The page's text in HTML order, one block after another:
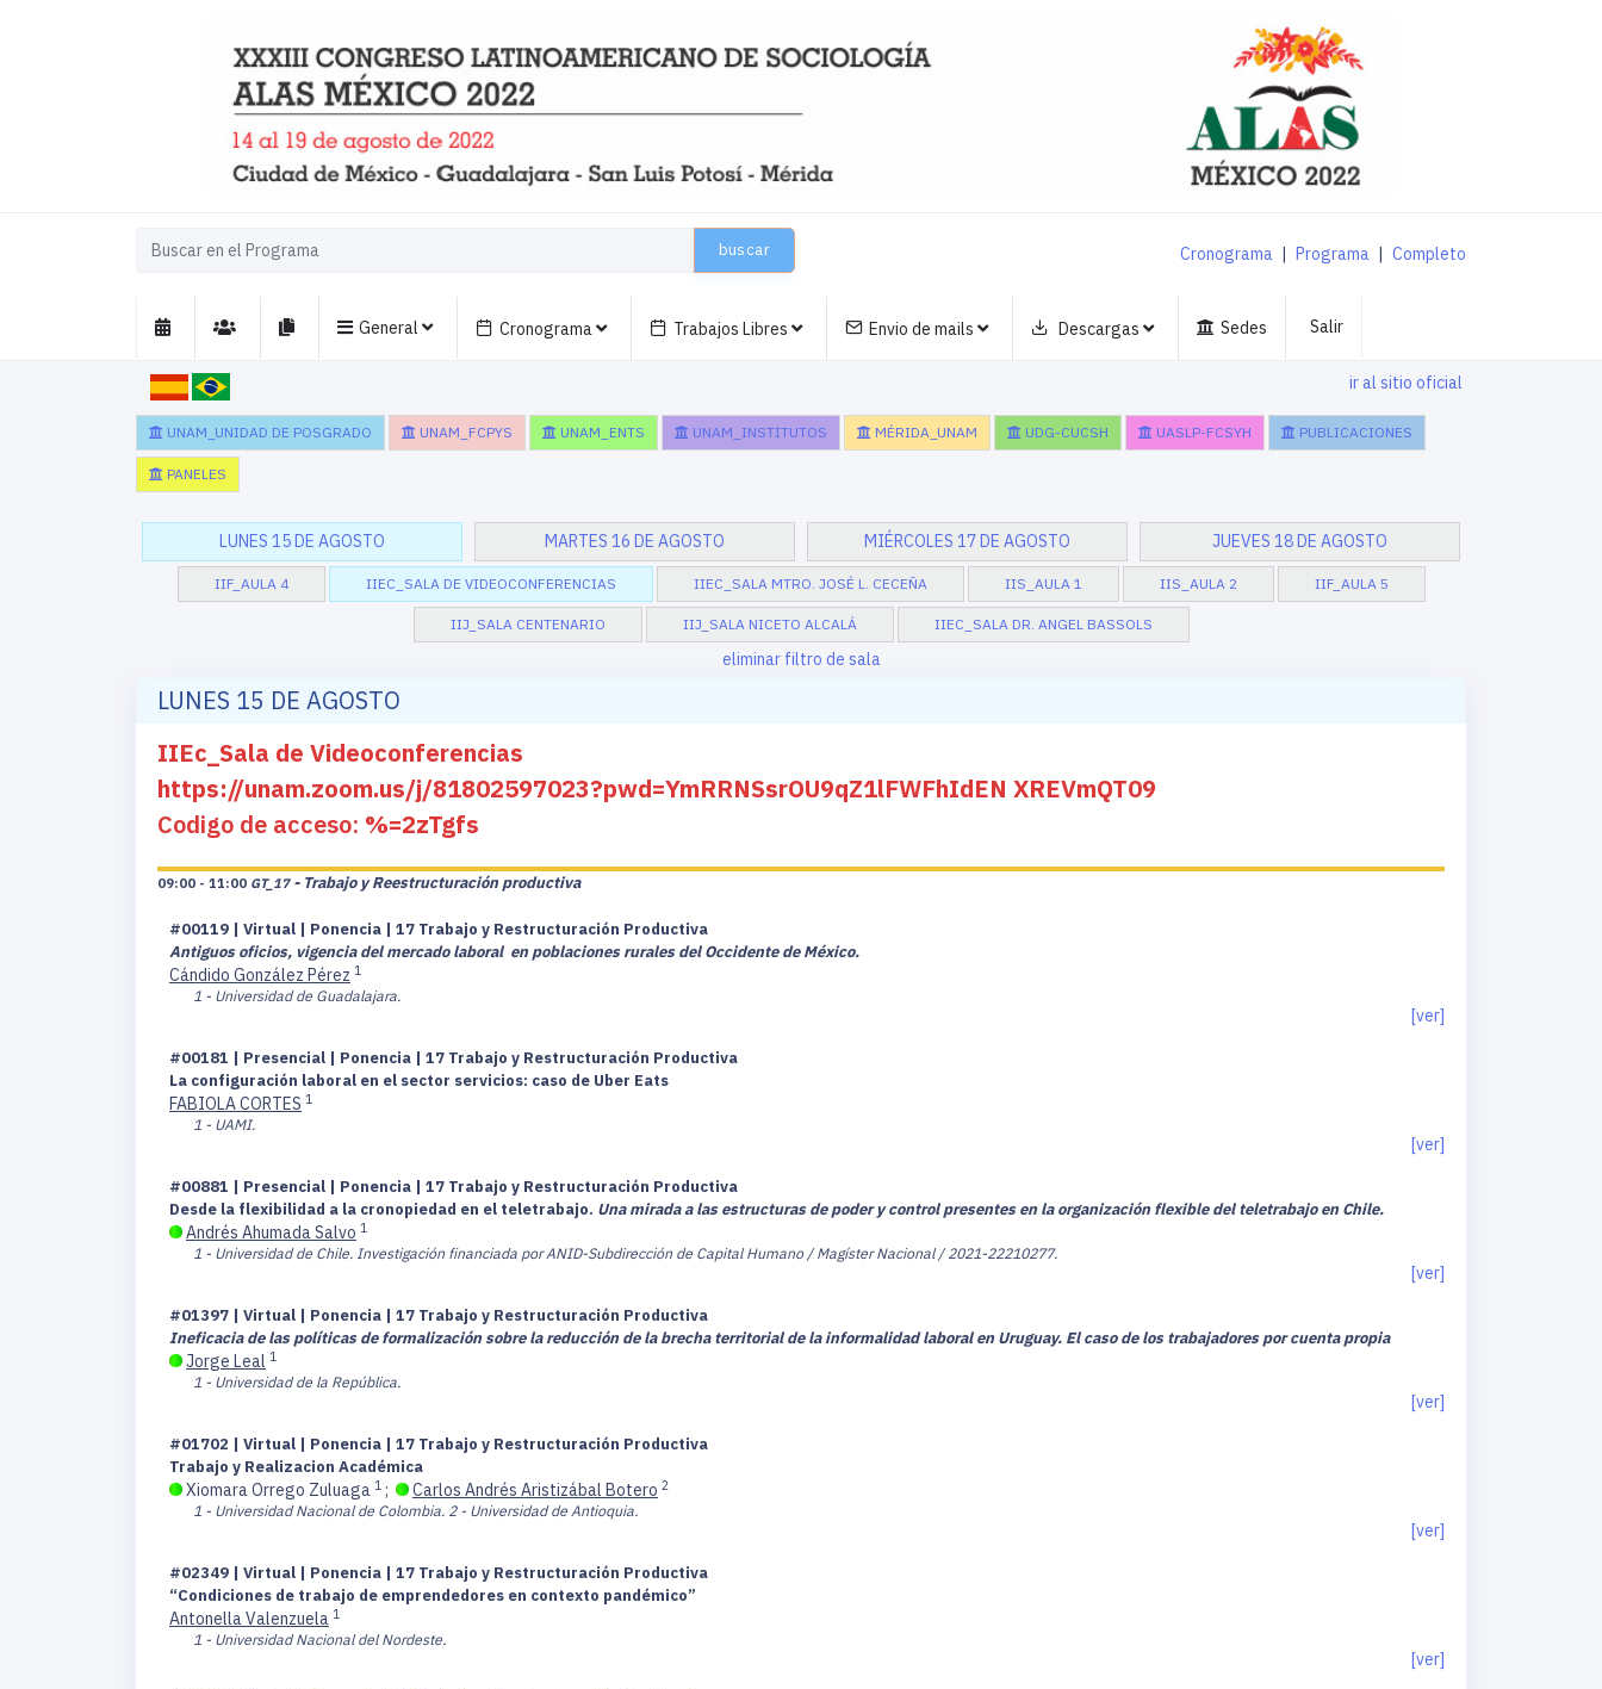
buscar Cronograma | Programa | Completo
General Cronograma Trabajos Libres Envio de mails Descargas Sedes Salir
ir al sitio oficial
UNAM_UNIDAD DE POSGRADO UNAM_FCPYS UNAM_ENTS UNAM_INSTITUTOS MÉRIDA_UNAM UDG-CUCSH UASLP-FCSYH PUBLICACIONES
PANELES
LUNES 15 DE AGOSTO MARTES 16 DE AGOSTO MIÉRCOLES 17 DE AGOSTO JUEVES 18 DE AGOSTO
IIF_AULA 4 IIEC_SALA DE VIDEOCONFERENCIAS IIEC_SALA MTRO. JOSÉ L. CECEÑA IIS_AULA 1 IIS_AULA 2 IIF_AULA 5
IIJ_SALA CENTENARIO IIJ_SALA NICETO ALCALÁ IIEC_SALA DR. ANGEL BASSOLS
eliminar filtro de sala
LUNES 15 DE AGOSTO
IIEc_Sala de Videoconferencias
https://unam.zoom.us/j/81802597023?pwd=YmRRNSsrOU9qZ1lFWFhIdEN XREVmQT09
Codigo de acceso: %=2zTgfs
09:00 - 11:00 GT_17 - Trabajo y Reestructuración productiva
#00119 | Virtual | Ponencia | 17 Trabajo y Restructuración Productiva
Antiguos oficios, vigencia del mercado laboral en poblaciones rurales del Occidente de México.
Cándido González Pérez 1
1 - Universidad de Guadalajara.
[ver]
#00181 | Presencial | Ponencia | 17 Trabajo y Restructuración Productiva
La configuración laboral en el sector servicios: caso de Uber Eats
FABIOLA CORTES 1
1 - UAMI.
[ver]
#00881 | Presencial | Ponencia | 17 Trabajo y Restructuración Productiva
Desde la flexibilidad a la cronopiedad en el teletrabajo. Una mirada a las estructuras de poder y control presentes en la organización flexible del teletrabajo en Chile.
Andrés Ahumada Salvo 1
1 - Universidad de Chile. Investigación financiada por ANID-Subdirección de Capital Humano / Magíster Nacional / 2021-22210277.
[ver]
#01397 | Virtual | Ponencia | 17 Trabajo y Restructuración Productiva
Ineficacia de las políticas de formalización sobre la reducción de la brecha territorial de la informalidad laboral en Uruguay. El caso de los trabajadores por cuenta propia
Jorge Leal 1
1 - Universidad de la República.
[ver]
#01702 | Virtual | Ponencia | 17 Trabajo y Restructuración Productiva
Trabajo y Realizacion Académica
Xiomara Orrego Zuluaga 1 ; Carlos Andrés Aristizábal Botero 2
1 - Universidad Nacional de Colombia. 2 - Universidad de Antioquia.
[ver]
#02349 | Virtual | Ponencia | 17 Trabajo y Restructuración Productiva
“Condiciones de trabajo de emprendedores en contexto pandémico”
Antonella Valenzuela 1
1 - Universidad Nacional del Nordeste.
[ver]